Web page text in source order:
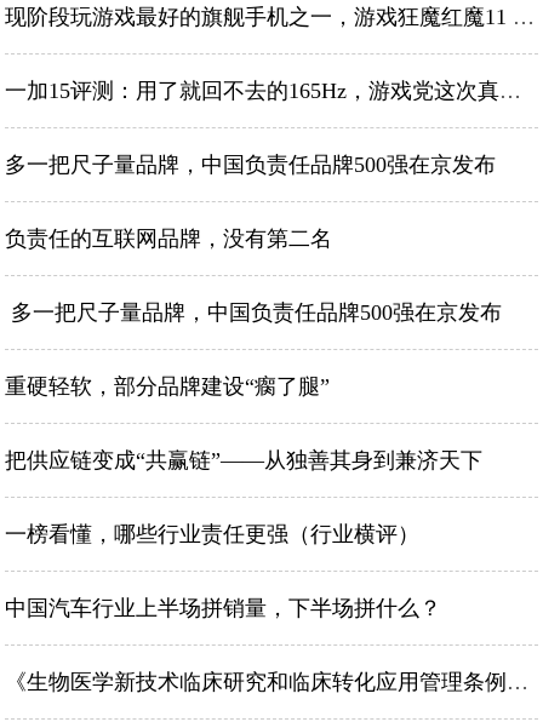
现阶段玩游戏最好的旗舰手机之一，游戏狂魔红魔11 Pro评测
一加15评测：用了就回不去的165Hz，游戏党这次真的赢了
多一把尺子量品牌，中国负责任品牌500强在京发布
负责任的互联网品牌，没有第二名
​ 多一把尺子量品牌，中国负责任品牌500强在京发布
重硬轻软，部分品牌建设“瘸了腿”
把供应链变成“共赢链”——从独善其身到兼济天下
一榜看懂，哪些行业责任更强（行业横评）
中国汽车行业上半场拼销量，下半场拼什么？
《生物医学新技术临床研究和临床转化应用管理条例》学习交流会暨京津冀地区生物新技术医疗产业研讨会在津举行